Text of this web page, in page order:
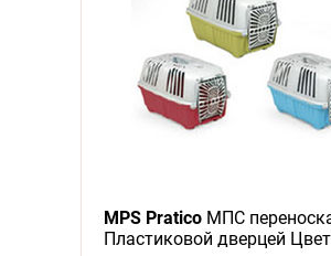
MPS PraticoМПС
Пластиковой дверцей